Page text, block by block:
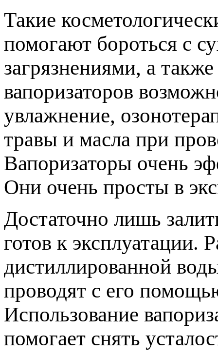
Такие
помогают бороться с
загрязнениями, а
вапоризаторов
увлажнение,
травы и масла при
Вапоризаторы очень
Они очень просты в
Достаточно лишь
готов к эксплуатации.
дистиллированной
проводят с его
Использование
помогает снять